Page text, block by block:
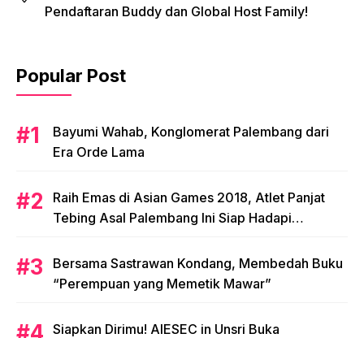
Pendaftaran Buddy dan Global Host Family!
Popular Post
Bayumi Wahab, Konglomerat Palembang dari
Era Orde Lama
Raih Emas di Asian Games 2018, Atlet Panjat
Tebing Asal Palembang Ini Siap Hadapi
Bersama Sastrawan Kondang, Membedah Buku
“Perempuan yang Memetik Mawar”
Siapkan Dirimu! AIESEC in Unsri Buka